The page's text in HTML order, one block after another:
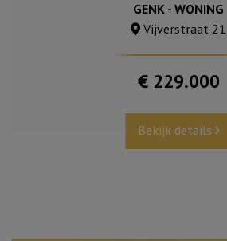
GENK - WONING
Vijverstraat 21
€ 229.000
Bekijk details